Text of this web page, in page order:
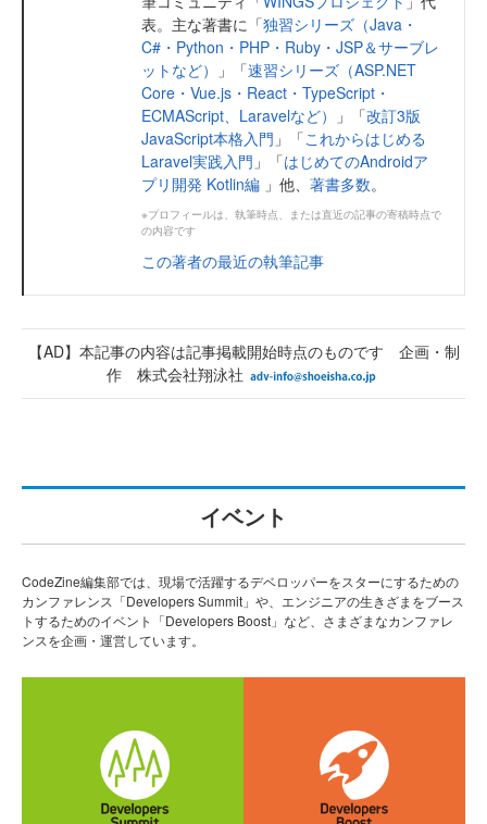
表。主な著書に「独習シリーズ（Java・
C#・Python・PHP・Ruby・JSP＆サーブレ
ットなど）
」「速習シリーズ（ASP.NET
Core・Vue.js・React・TypeScript・
ECMAScript、Laravelなど）
」「改訂3版
JavaScript本格入門 」「これからはじめる
Laravel実践入門 」「はじめてのAndroidア
プリ開発 Kotlin編 」他、 著書多数。
※プロフィールは、執筆時点、または直近の記事の寄稿時点で
の内容です
この著者の最近の執筆記事
【AD】本記事の内容は記事掲載開始時点のものです 企画・制
作 株式会社翔泳社
イベント
CodeZine編集部では、現場で活躍するデベロッパーをスターにするための
カンファレンス「Developers Summit」や、エンジニアの生きざまをブース
トするためのイベント「Developers Boost」など、さまざまなカンファレ
ンスを企画・運営しています。